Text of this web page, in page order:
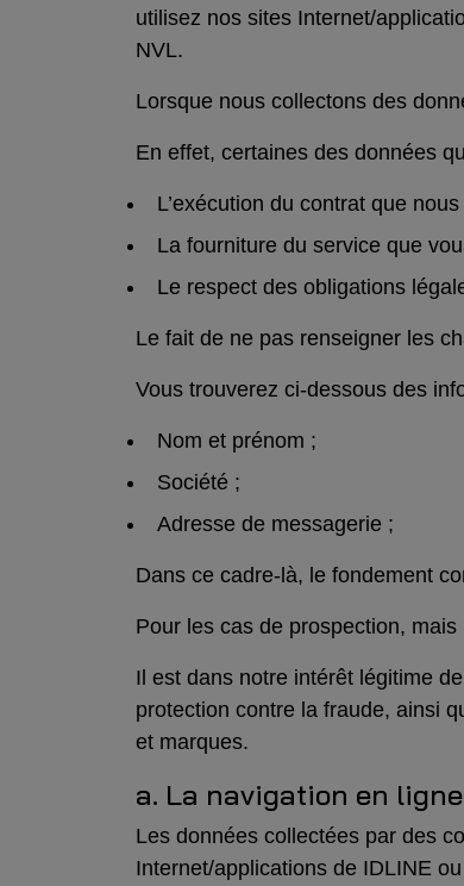
utilisez nos sites Internet/
NVL.
Lorsque nous collectons des
En effet, certaines des données
L’exécution du contrat que
La fourniture du service que
Le respect des obligations
Le fait de ne pas renseigner les
Vous trouverez ci-dessous des
Nom et prénom ;
Société ;
Adresse de messagerie ;
Dans ce cadre-là, le fondement
Pour les cas de prospection,
Il est dans notre intérêt légitime
protection contre la fraude, ainsi
et marques.
a. La navigation en ligne
Les données collectées par des
Internet/applications de IDLINE